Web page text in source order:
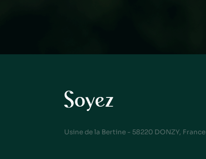
Usine de la Bertine - 58220 DONZY, France